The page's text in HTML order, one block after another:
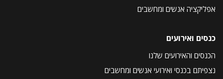
אפליקציה אנשים ומחשבים
כנסים ואירועים
הכנסים והאירועים שלנו
נצפיתם בכנסי ואירועי אנשים ומחשבים